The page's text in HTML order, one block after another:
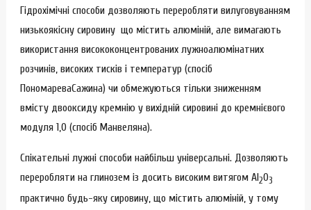
Гідрохімічні способи дозволяють переробляти вилуговуванням
низькоякісну сировину що містить алюміній, але вимагають
використання висококонцентрованих лужноалюмінатних
розчинів, високих тисків і температур (спосіб
ПономареваСажина) чи обмежуються тільки зниженням
вмісту двооксиду кремнію у вихідній сировині до кремнієвого
модуля 1,0 (спосіб Манвеляна).
Спікательні лужні способи найбільш універсальні. Дозволяють
переробляти на глинозем із досить високим витягом Al2O3
практично будь-яку сировину, що містить алюміній, у тому